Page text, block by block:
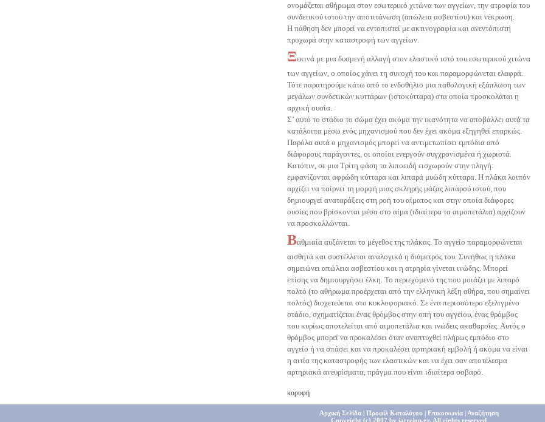
ονομάζεται αθήρωμα στον εσωτερικό χιτώνα των αγγείων, την ατροφία του
συνδετικού ιστού την αποτιτάνωση (απώλεια ασβεστίου) και νέκρωση.
Η πάθηση δεν μπορεί να εντοπιστεί με ακτινογραφία και ανεντόπιστη
προχωρά στην καταστροφή των αγγείων.
Ξεκινά με μια δυσμενή αλλαγή στον ελαστικό ιστό του εσωτερικού χιτώνα
των αγγείων, ο οποίος χάνει τη συνοχή του και παραμορφώνεται ελαφρά.
Τότε παρατηρούμε κάτω από το ενδοθήλιο μια παθολογική εξάπλωση των
μεγάλων συνδετικών κυττάρων (ιστοκύτταρα) στα οποία προσκολάται η
αρχική ουσία.
Σ’ αυτό το στάδιο το σώμα έχει ακόμα την ικανότητα να αποβάλλει αυτά τα
κατάλοιπα μέσω ενός μηχανισμού που δεν έχει ακόμα εξηγηθεί επαρκώς.
Παρόλα αυτά ο μηχανισμός μπορεί να αντιμετωπίσει εμπόδια από
διάφορους παράγοντες, οι οποίοι ενεργούν συγχρονισμένα ή χωριστά.
Κατόπιν, σε μια Τρίτη φάση τα λιποειδή εισχωρούν στην πληγή:
εμφανίζονται αφρώδη κύτταρα και λιπαρά μυώδη κύτταρα. Η πλάκα λοιπόν
αρχίζει να παίρνει τη μορφή μιας σκληρής μάζας λιπαρού ιστού, που
δημιουργεί αναταράξεις στη ροή του αίματος και στην οποία διάφορες
ουσίες που βρίσκονται μέσα στο αίμα (ιδιαίτερα τα αιμοπετάλια) αρχίζουν
να προσκολλώνται.
Βαθμιαία αυξάνεται το μέγεθος της πλάκας. Το αγγείο παραμορφώνεται
αισθητά και συστέλλεται αναλογικά η διάμετρός του. Συνήθως η πλάκα
σημειώνει απώλεια ασβεστίου και η ατρηρία γίνεται ινώδης. Μπορεί
επίσης να δημιουργήσει έλκη. Το περιεχόμενό της που μοιάζει με λιπαρό
πολτό (το αθήρωμα προέρχεται από την ελληνική λέξη αθήρα, που σημαίνει
πολτός) διοχετεύεται στο κυκλοφοριακό. Σε ένα περισσότερο εξελιγμένο
στάδιο, σχηματίζεται ένας θρόμβος στην οπή του αγγείου, ένας θρόμβος
που κυρίως αποτελείται από αιμοπετάλια και ινώδεις ακαθαρσίες. Αυτός ο
θρόμβος μπορεί να προκαλέσει όταν αναπτυχθεί πλήρως εμπόδιο στο
αγγείο ή να σπάσει και να προκαλέσει αρτηριακή εμβολή ή ακόμα να είναι
η αιτία της καταστροφής των ελαστικών και να έχει σαν αποτέλεσμα
αρτηριακά ανευρίσματα, πράγμα που είναι ιδιαίτερα σοβαρό.
κορυφή
Αρχική Σελίδα| Προφίλ Καταλόγου| Επικοινωνία| Αναζήτηση
Copyright (c) 2007 by iatreion.gr, All rights reserved